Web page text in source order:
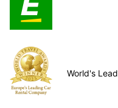
World's